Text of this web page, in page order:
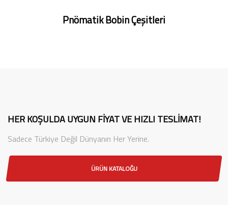
Pnömatik Bobin Çeşitleri
HER KOŞULDA UYGUN FIYAT VE HIZLI TESLIMAT!
Sadece Türkiye Değil Dünyanın Her Yerine.
ÜRÜN KATALOĞU